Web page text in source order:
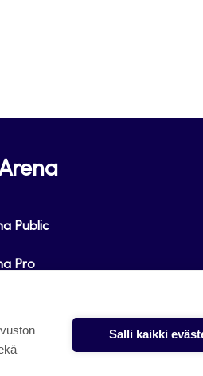
Public
Pro
Salli kaikki